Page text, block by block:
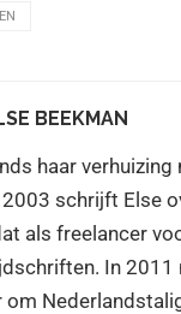
BEEKMAN
haar verhuizing
2003 schrijft Else
als freelancer
In 2011
om